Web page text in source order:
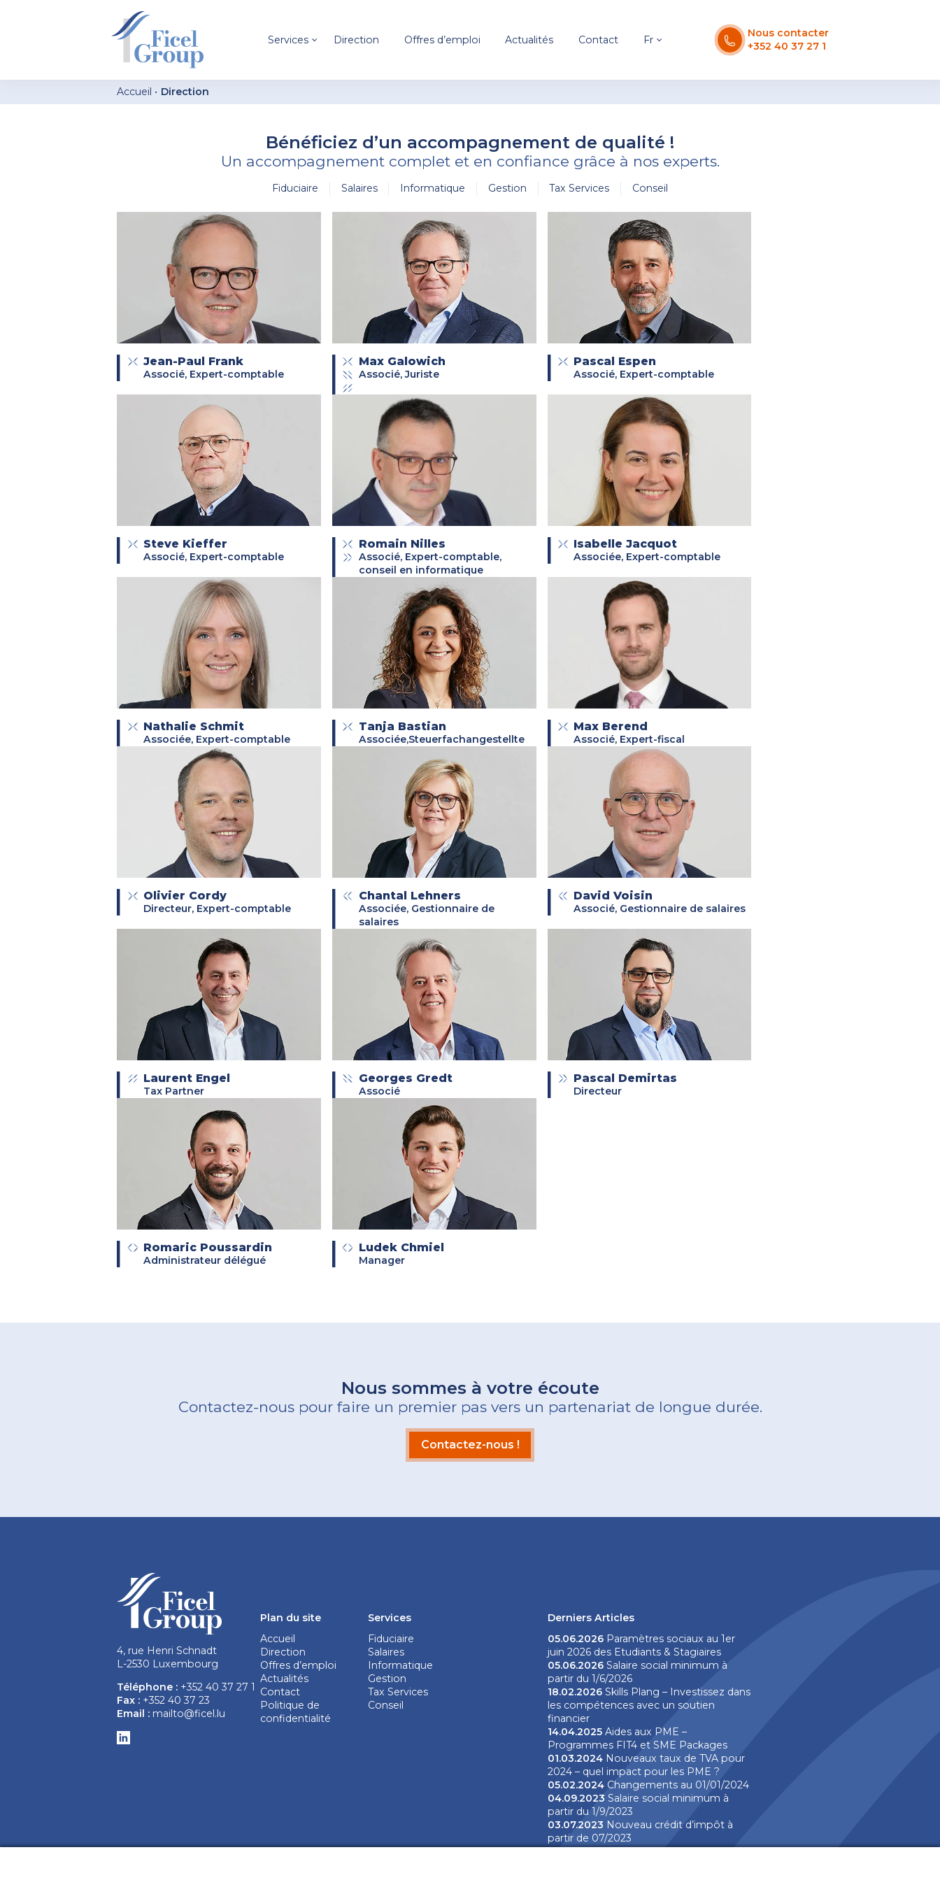
Services Direction Offres d’emploi Actualités Contact Fr
Nous contacter
+352 40 37 27 1
Accueil Direction
Bénéficiez d’un accompagnement de qualité !
Un accompagnement complet et en confiance grâce à nos experts.
Fiduciaire Salaires Informatique Gestion Tax Services Conseil
Jean-Paul Frank
Associé, Expert-comptable
Max Galowich
Associé, Juriste
Pascal Espen
Associé, Expert-comptable
Steve Kieffer
Associé, Expert-comptable
Romain Nilles
Associé, Expert-comptable,
conseil en informatique
Isabelle Jacquot
Associée, Expert-comptable
Nathalie Schmit
Associée, Expert-comptable
Tanja Bastian
Associée,Steuerfachangestellte
Max Berend
Associé, Expert-fiscal
Olivier Cordy
Directeur, Expert-comptable
Chantal Lehners
Associée, Gestionnaire de
salaires
David Voisin
Associé, Gestionnaire de salaires
Laurent Engel
Tax Partner
Georges Gredt
Associé
Pascal Demirtas
Directeur
Romaric Poussardin
Administrateur délégué
Ludek Chmiel
Manager
Nous sommes à votre écoute
Contactez-nous pour faire un premier pas vers un partenariat de longue durée.
Contactez-nous !
4, rue Henri Schnadt
L-2530 Luxembourg
Téléphone : +352 40 37 27 1
Fax :+352 40 37 23
Email : mailto@ficel.lu
Derniers Articles
05.06.2026Paramètres sociaux au 1er
juin 2026 des Etudiants & Stagiaires
05.06.2026Salaire social minimum à
partir du 1/6/2026
18.02.2026Skills Plang – Investissez dans
les compétences avec un soutien
financier
14.04.2025Aides aux PME –
Programmes FIT4 et SME Packages
01.03.2024Nouveaux taux de TVA pour
2024 – quel impact pour les PME ?
05.02.2024Changements au 01/01/2024
04.09.2023 Salaire social minimum à
partir du 1/9/2023
03.07.2023 Nouveau crédit d’impôt à
partir de 07/2023
02.06.2023Nouveaux taux TVA pour
Plan du site
Accueil
Direction
Offres d’emploi
Actualités
Contact
Politique de
confidentialité
Services
Fiduciaire
Salaires
Informatique
Gestion
Tax Services
Conseil